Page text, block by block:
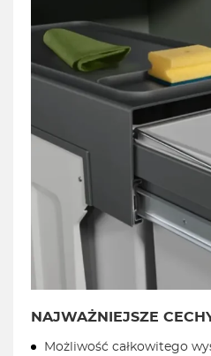
NAJWAŻNIEJSZE
Możliwość całkowitego